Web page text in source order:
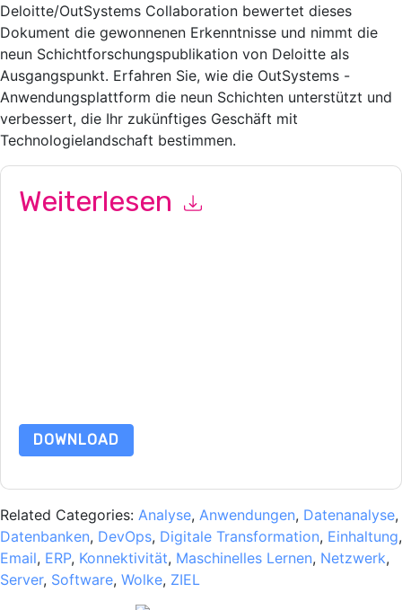
Deloitte/OutSystems Collaboration bewertet dieses
Dokument die gewonnenen Erkenntnisse und nimmt die
neun Schichtforschungspublikation von Deloitte als
Ausgangspunkt. Erfahren Sie, wie die OutSystems -
Anwendungsplattform die neun Schichten unterstützt und
verbessert, die Ihr zukünftiges Geschäft mit
Technologielandschaft bestimmen.
Weiterlesen
DOWNLOAD
Related Categories: Analyse, Anwendungen, Datenanalyse,
Datenbanken, DevOps, Digitale Transformation, Einhaltung,
Email, ERP, Konnektivität, Maschinelles Lernen, Netzwerk,
Server, Software, Wolke, ZIEL